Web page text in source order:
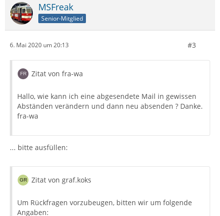
MSFreak
Senior-Mitglied
6. Mai 2020 um 20:13 #3
Zitat von fra-wa
Hallo, wie kann ich eine abgesendete Mail in gewissen
Abständen verändern und dann neu absenden ? Danke.
fra-wa
... bitte ausfüllen:
Zitat von graf.koks
Um Rückfragen vorzubeugen, bitten wir um folgende
Angaben: